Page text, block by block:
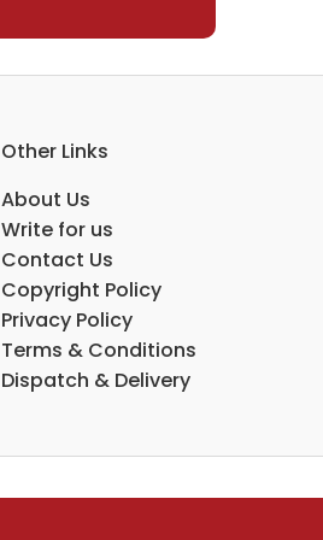
Other Links
About Us
Write for us
Contact Us
Copyright Policy
Privacy Policy
Terms & Conditions
Dispatch & Delivery